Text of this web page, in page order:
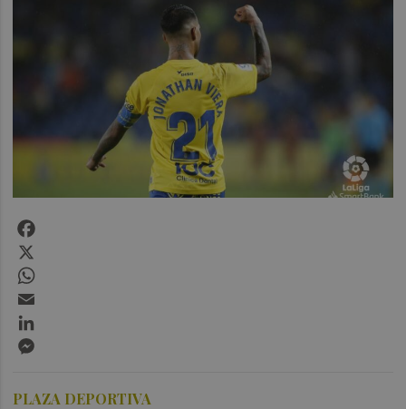
PLAZA DEPORTIVA